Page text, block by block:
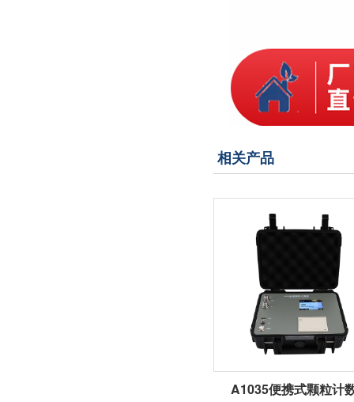
相关产品
A1035便携式颗粒计